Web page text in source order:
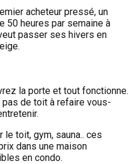
acheteur pressé, un
50 heures par semaine à
passer ses hivers en
la porte et tout fonctionne.
de toit à refaire vous-
le toit, gym, sauna.. ces
dans une maison
en condo.